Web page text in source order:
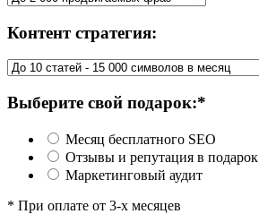
Контент стратегия:
Выберите свой подарок:*
Месяц бесплатного SEO
Отзывы и репутация в подарок
Маркетинговый аудит
* При оплате от 3-х месяцев